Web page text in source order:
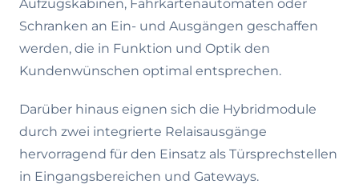
Aufzugskabinen, Fahrkartenautomaten oder
Schranken an Ein- und Ausgängen geschaffen
werden, die in Funktion und Optik den
Kundenwünschen optimal entsprechen.
Darüber hinaus eignen sich die Hybridmodule
durch zwei integrierte Relaisausgänge
hervorragend für den Einsatz als Türsprechstellen
in Eingangsbereichen und Gateways.